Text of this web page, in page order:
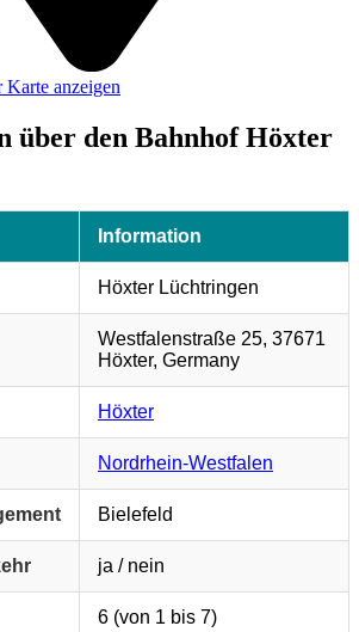
anzeigen
über den Bahnhof Höxter
Information
Höxter Lüchtringen
Westfalenstraße 25, 37671
Höxter, Germany
Höxter
Nordrhein-Westfalen
Bielefeld
ja / nein
6 (von 1 bis 7)